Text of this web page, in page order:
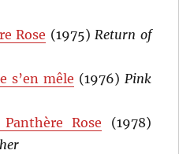
Rose (1975)Return of
s’en mêle (1976) Pink
Rose (1978)